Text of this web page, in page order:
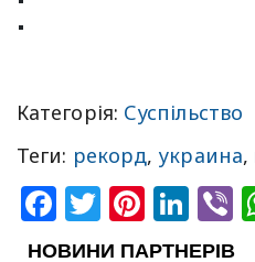
Категорія: Суспільство
Теги: рекорд, украина,
Facebook
Twitter